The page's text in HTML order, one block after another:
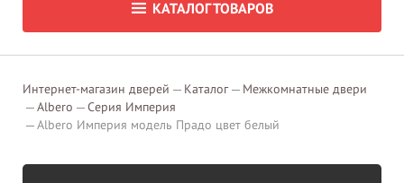
КАТАЛОГ ТОВАРОВ
Интернет-магазин дверей Каталог
Межкомнатные двери
Albero
Серия Империя
Albero Империя модель Прадо цвет белый